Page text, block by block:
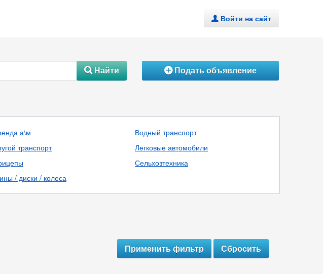
. Войти на сайт
#Найти ÁПодать объявление
а\м
транспорт
/ диски / колеса
Водный транспорт
Легковые автомобили
Сельхозтехника